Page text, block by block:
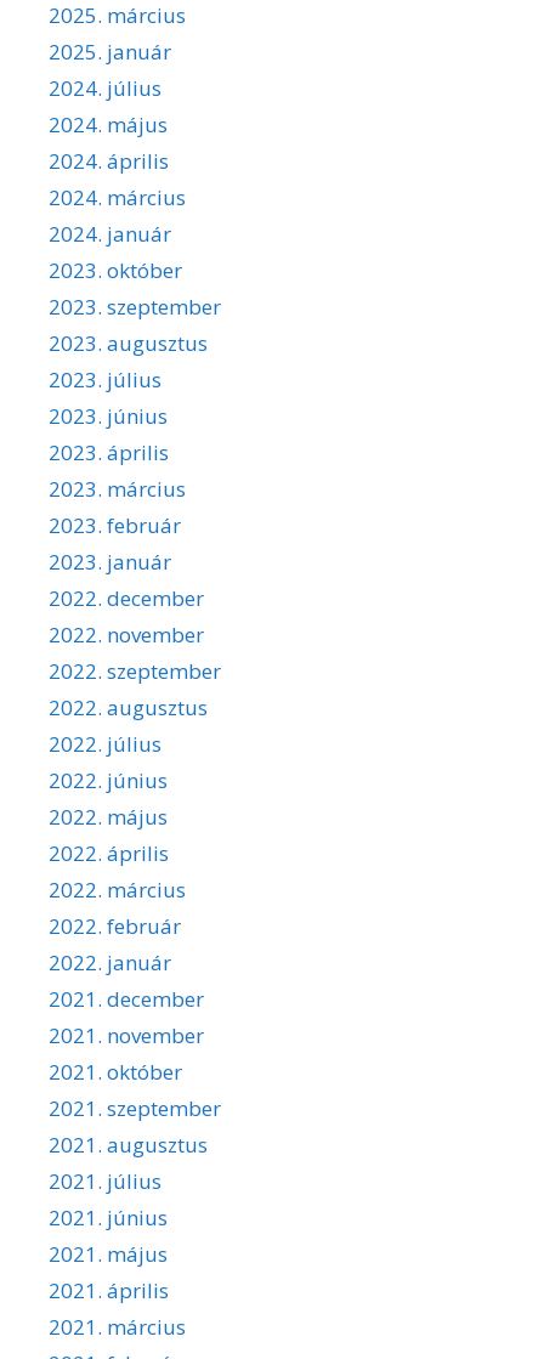
2025. március
2025. január
2024. július
2024. május
2024. április
2024. március
2024. január
2023. október
2023. szeptember
2023. augusztus
2023. július
2023. június
2023. április
2023. március
2023. február
2023. január
2022. december
2022. november
2022. szeptember
2022. augusztus
2022. július
2022. június
2022. május
2022. április
2022. március
2022. február
2022. január
2021. december
2021. november
2021. október
2021. szeptember
2021. augusztus
2021. július
2021. június
2021. május
2021. április
2021. március